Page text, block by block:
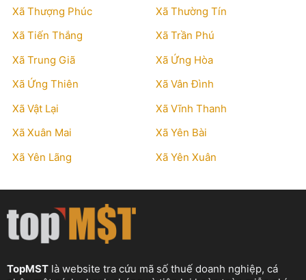
Xã Thượng Phúc
Xã Thường Tín
Xã Tiến Thắng
Xã Trần Phú
Xã Trung Giã
Xã Ứng Hòa
Xã Ứng Thiên
Xã Vân Đình
Xã Vật Lại
Xã Vĩnh Thanh
Xã Xuân Mai
Xã Yên Bài
Xã Yên Lãng
Xã Yên Xuân
TopMST là website tra cứu mã số thuế doanh nghiệp, cá